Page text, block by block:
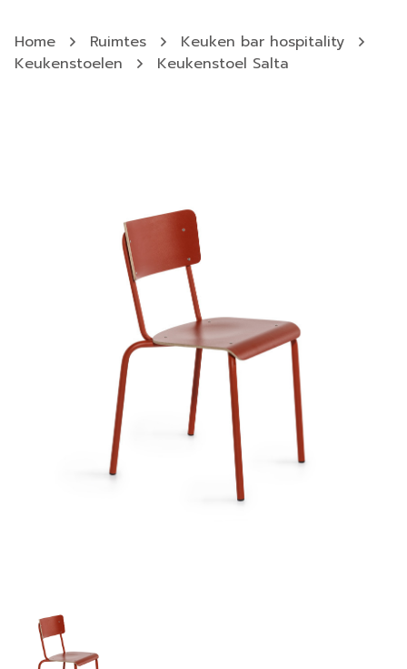
Home Ruimtes
Keuken bar hospitality
Keukenstoelen
Keukenstoel Salta